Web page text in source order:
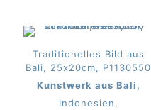
Traditionelles Bild aus
Bali, 25x20cm, P1130550
Kunstwerk aus Bali,
Indonesien,